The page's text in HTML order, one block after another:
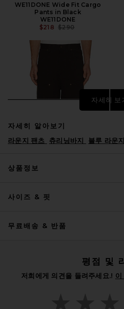
WE11DONE Wide Fit Cargo
Pants in Black
WE11DONE
$218 전 가격:
$290
ISA BOULDER Loop Patch
자세히 보
자세히 알아보기
라운지 팬츠 츄리닝바지 블루 라운지
상품정보
사이즈 & 핏
무료배송 & 반품
평점 및
저희에게 의견을 들려주세요.!